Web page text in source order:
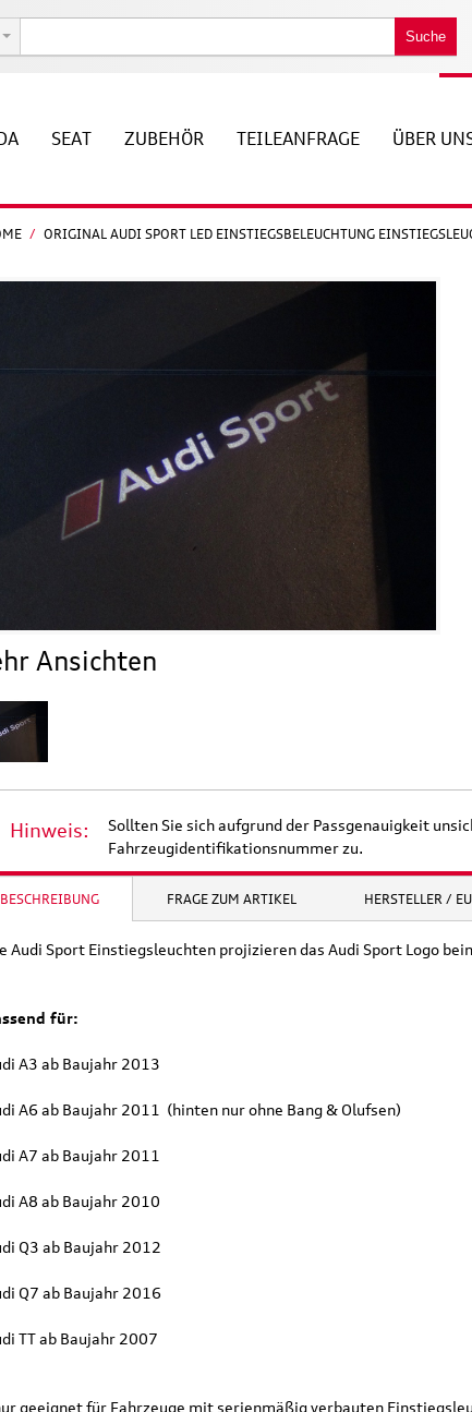
Suche
SEAT ZUBEHÖR TEILEANFRAGE ÜBER
/ ORIGINAL AUDI SPORT LED EINSTIEGSBELEUCHTUNG
Ansichten
Hinweis:
Sollten Sie sich aufgrund der Passgenauigkeit
Fahrzeugidentifikationsnummer zu.
BESCHREIBUNG FRAGE ZUM ARTIKEL HERSTELLER /
Audi Sport Einstiegsleuchten projizieren das Audi Sport Logo
für:
A3 ab Baujahr 2013
A6 ab Baujahr 2011 (hinten nur ohne Bang & Olufsen)
A7 ab Baujahr 2011
A8 ab Baujahr 2010
Q3 ab Baujahr 2012
Q7 ab Baujahr 2016
TT ab Baujahr 2007
geeignet für Fahrzeuge mit serienmäßig verbauten